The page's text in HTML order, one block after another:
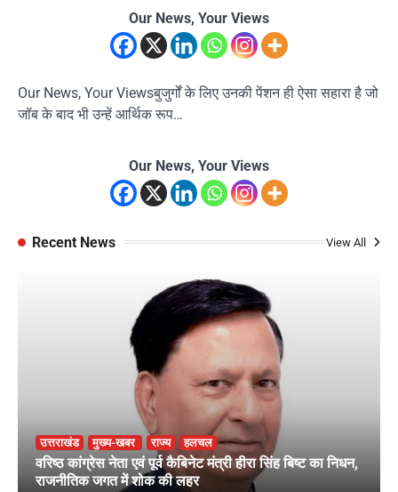
Our News, Your Views
Our News, Your Viewsबुजुर्गों के लिए उनकी पेंशन ही ऐसा सहारा है जो
जॉब के बाद भी उन्हें आर्थिक रूप…
Our News, Your Views
Recent News View All
उत्तराखंड मुख्य-खबर राज्य हलचल
वरिष्ठ कांग्रेस नेता एवं पूर्व कैबिनेट मंत्री हीरा सिंह बिष्ट का निधन,
राजनीतिक जगत में शोक की लहर